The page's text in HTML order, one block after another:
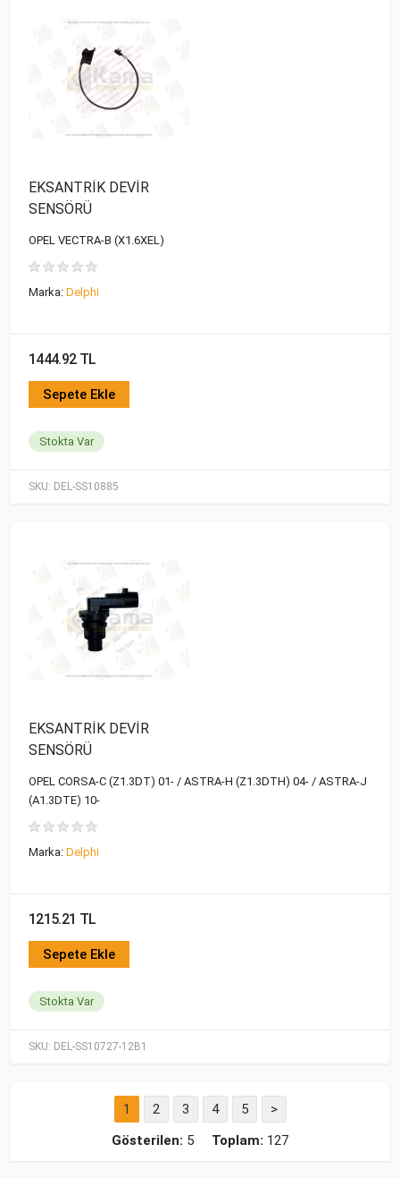
SKU: DEL-SS10885
EKSANTRİK DEVİR
SENSÖRÜ
OPEL VECTRA-B (X1.6XEL)
Marka: Delphi
1444.92 TL
Sepete Ekle
Stokta Var
SKU: DEL-SS10727-12B1
EKSANTRİK DEVİR
SENSÖRÜ
OPEL CORSA-C (Z1.3DT) 01- / ASTRA-H (Z1.3DTH) 04- / ASTRA-J
(A1.3DTE) 10-
Marka: Delphi
1215.21 TL
Sepete Ekle
Stokta Var
1 2 3 4 5
>
Gösterilen: 5 Toplam: 127